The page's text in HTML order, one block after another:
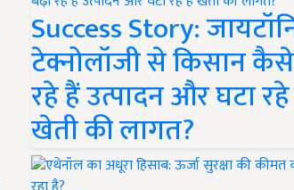
Success Story:
टेक्नोलॉजी से किसान
रहे हैं उत्पादन और घटा
खेती की लागत?